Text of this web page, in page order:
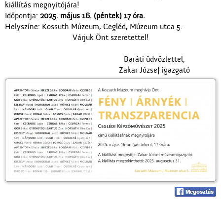
kiállítás megnyitójára!
Időpontja: 2025. május 16. (péntek) 17 óra.
Helyszíne: Kossuth Múzeum, Cegléd, Múzeum utca 5.
Várjuk Önt szeretettel!
Baráti üdvözlettel,
Zakar József igazgató